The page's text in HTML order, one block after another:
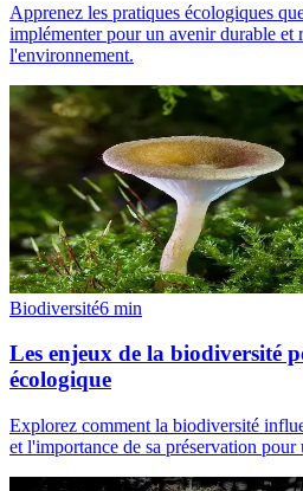
Apprenez les pratiques écologiques
implémenter pour un avenir durable et
l'environnement.
Biodiversité6 min
Les enjeux de la biodiversité
écologique
Explorez comment la biodiversité
et l'importance de sa préservation